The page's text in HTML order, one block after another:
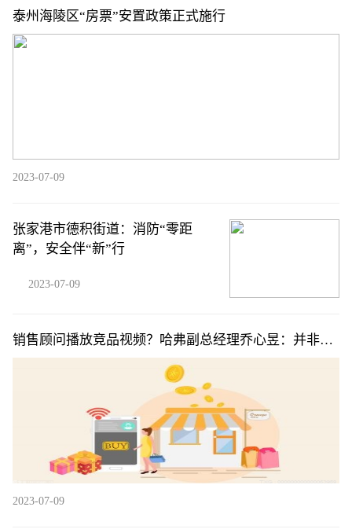
泰州海陵区“房票”安置政策正式施行
2023-07-09
张家港市德积街道：消防“零距
离”，安全伴“新”行
2023-07-09
销售顾问播放竞品视频？哈弗副总经理乔心昱：并非系
统性销售行为
2023-07-09